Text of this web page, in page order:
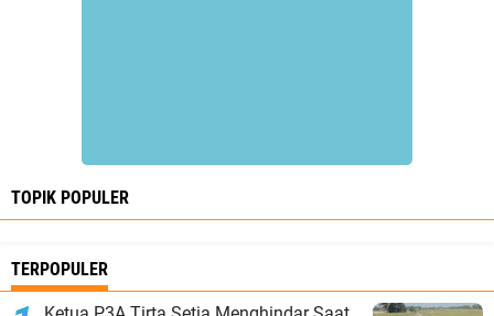
TOPIK POPULER
TERPOPULER